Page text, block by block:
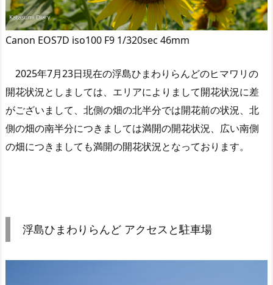
Canon EOS7D iso100 F9 1/320sec 46mm
2025年7月23日現在の浮島ひまわりらんどのヒマワリの
開花状況としましては、エリアによりまして開花状況に差
がございまして、北側の畑の北半分では開花前の状況、北
側の畑の南半分につきましては満開の開花状況、広い南側
の畑につきましても満開の開花状況となっております。
浮島ひまわりらんど アクセスと駐車場